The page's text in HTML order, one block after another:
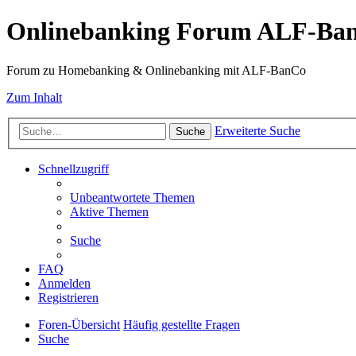
Onlinebanking Forum ALF-
Forum zu Homebanking & Onlinebanking mit ALF-BanCo
Zum Inhalt
Suche Erweiterte Suche
Schnellzugriff
Unbeantwortete Themen
Aktive Themen
Suche
FAQ
Anmelden
Registrieren
Foren-Übersicht Häufig gestellte Fragen
Suche